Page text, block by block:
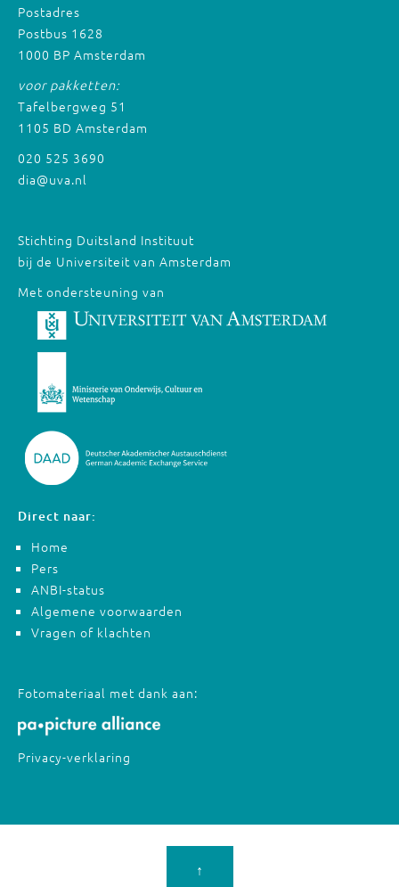
Postadres
Postbus 1628
1000 BP Amsterdam
voor pakketten:
Tafelbergweg 51
1105 BD Amsterdam
020 525 3690
dia@uva.nl
Stichting Duitsland Instituut
bij de Universiteit van Amsterdam
Met ondersteuning van
Direct naar:
Home
Pers
ANBI-status
Algemene voorwaarden
Vragen of klachten
Fotomateriaal met dank aan:
Privacy-verklaring
↑